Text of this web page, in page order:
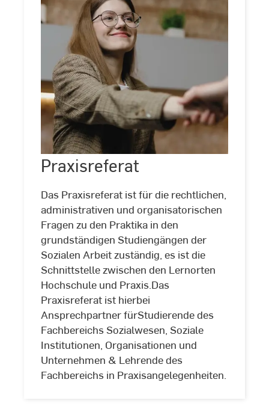
©
Adobe
Stock
Praxisreferat
Das Praxisreferat ist für die rechtlichen,
administrativen und organisatorischen
Fragen zu den Praktika in den
grundständigen Studiengängen der
Sozialen Arbeit zuständig, es ist die
Schnittstelle zwischen den Lernorten
Hochschule und Praxis.Das
Praxisreferat ist hierbei
Ansprechpartner fürStudierende des
Fachbereichs Sozialwesen, Soziale
Institutionen, Organisationen und
Unternehmen & Lehrende des
Fachbereichs in Praxisangelegenheiten.